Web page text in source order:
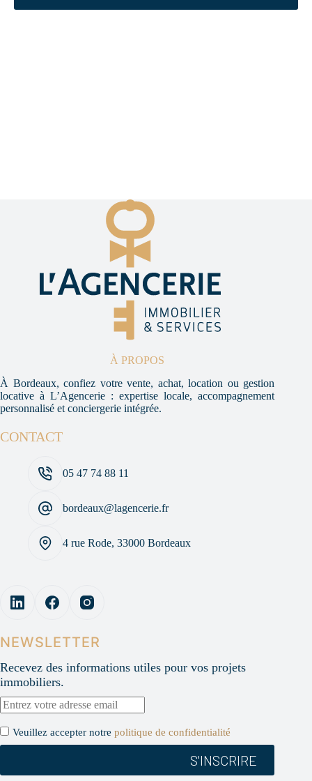
À PROPOS
À Bordeaux, confiez votre vente, achat, location ou gestion
locative à L’Agencerie : expertise locale, accompagnement
personnalisé et conciergerie intégrée.
CONTACT
05 47 74 88 11
bordeaux@lagencerie.fr
4 rue Rode, 33000 Bordeaux
NEWSLETTER
Recevez des informations utiles pour vos projets
immobiliers.
Veuillez accepter notre politique de confidentialité